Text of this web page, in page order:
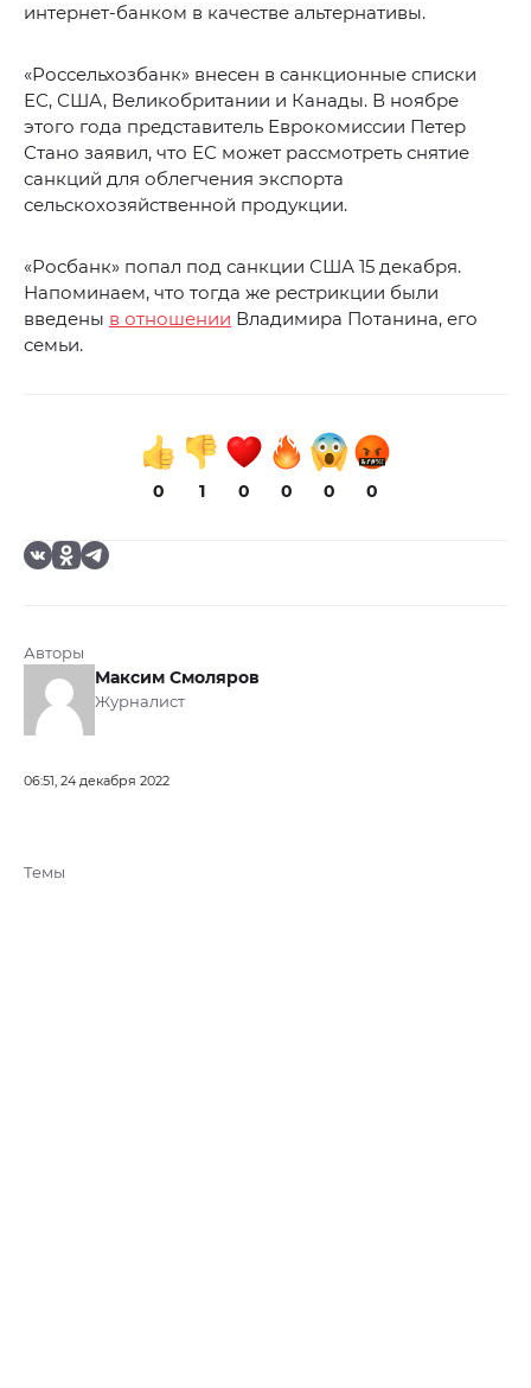
интернет-банком в качестве альтернативы.
«Россельхозбанк» внесен в санкционные списки
ЕС, США, Великобритании и Канады. В ноябре
этого года представитель Еврокомиссии Петер
Стано заявил, что ЕС может рассмотреть снятие
санкций для облегчения экспорта
сельскохозяйственной продукции.
«Росбанк» попал под санкции США 15 декабря.
Напоминаем, что тогда же рестрикции были
введены в отношении Владимира Потанина, его
семьи.
0 1 0 0 0 0
Авторы
Максим Смоляров
Журналист
06:51, 24 декабря 2022
Темы